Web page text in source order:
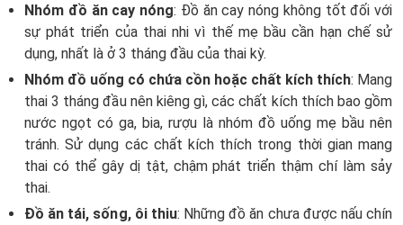
Nhóm đồ ăn cay nóng: Đồ ăn cay nóng không tốt đối với
sự phát triển của thai nhi vì thế mẹ bầu cần hạn chế sử
dụng, nhất là ở 3 tháng đầu của thai kỳ.
Nhóm đồ uống có chứa cồn hoặc chất kích thích: Mang
thai 3 tháng đầu nên kiêng gì, các chất kích thích bao gồm
nước ngọt có ga, bia, rượu là nhóm đồ uống mẹ bầu nên
tránh. Sử dụng các chất kích thích trong thời gian mang
thai có thể gây dị tật, chậm phát triển thậm chí làm sảy
thai.
Đồ ăn tái, sống, ôi thiu: Những đồ ăn chưa được nấu chín